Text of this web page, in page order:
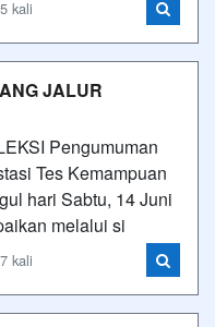
kali
JALUR
Pengumuman
Tes Kemampuan
hari Sabtu, 14 Juni
melalui si
kali